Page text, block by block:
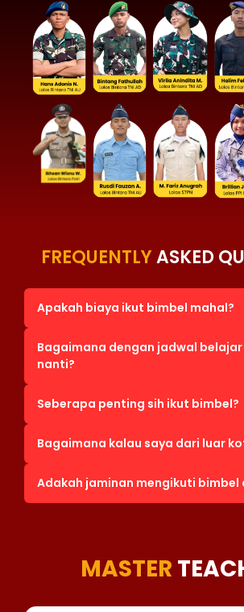
FREQUENTLYASKED
Apakah biaya ikut bimbel mahal?
Bagaimana dengan jadwal
nanti?
Seberapa penting sih ikut bimbel?
Bagaimana kalau saya dari luar
Adakah jaminan mengikuti bimbel
MASTER